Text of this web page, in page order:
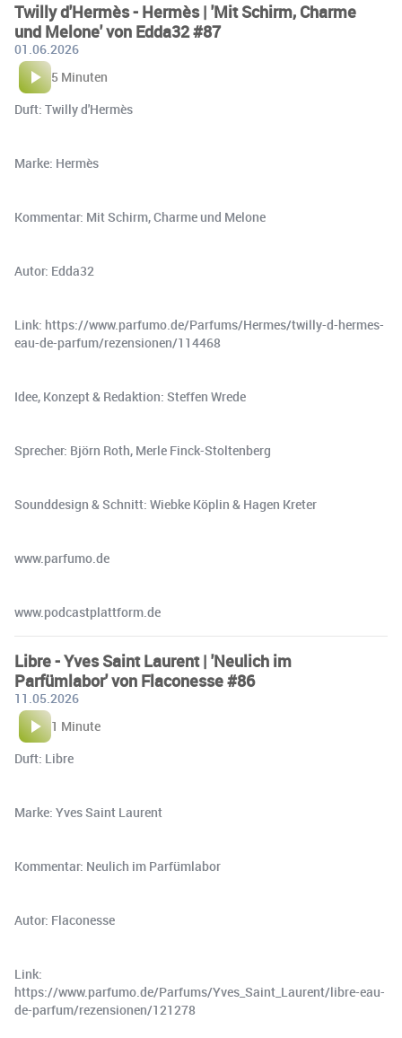
Twilly d'Hermès - Hermès | 'Mit Schirm, Charme
und Melone' von Edda32 #87
01.06.2026
5 Minuten
Duft: Twilly d'Hermès
Marke: Hermès
Kommentar: Mit Schirm, Charme und Melone
Autor: Edda32
Link: https://www.parfumo.de/Parfums/Hermes/twilly-d-hermes-
eau-de-parfum/rezensionen/114468
Idee, Konzept & Redaktion: Steffen Wrede
Sprecher: Björn Roth, Merle Finck-Stoltenberg
Sounddesign & Schnitt: Wiebke Köplin & Hagen Kreter
www.parfumo.de
www.podcastplattform.de
Libre - Yves Saint Laurent | 'Neulich im
Parfümlabor' von Flaconesse #86
11.05.2026
1 Minute
Duft: Libre
Marke: Yves Saint Laurent
Kommentar: Neulich im Parfümlabor
Autor: Flaconesse
Link:
https://www.parfumo.de/Parfums/Yves_Saint_Laurent/libre-eau-
de-parfum/rezensionen/121278